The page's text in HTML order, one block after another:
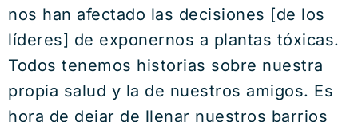
nos han afectado las decisiones [de los
líderes] de exponernos a plantas tóxicas.
Todos tenemos historias sobre nuestra
propia salud y la de nuestros amigos. Es
hora de dejar de llenar nuestros barrios